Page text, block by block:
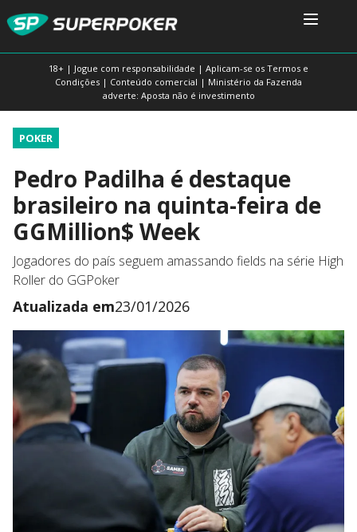
18+ | Jogue com responsabilidade | Aplicam-se os Termos e
Condições | Conteúdo comercial | Ministério da Fazenda
adverte: Aposta não é investimento
POKER
Pedro Padilha é destaque
brasileiro na quinta-feira de
GGMillion$ Week
Jogadores do país seguem amassando fields na série High
Roller do GGPoker
Atualizada em23/01/2026